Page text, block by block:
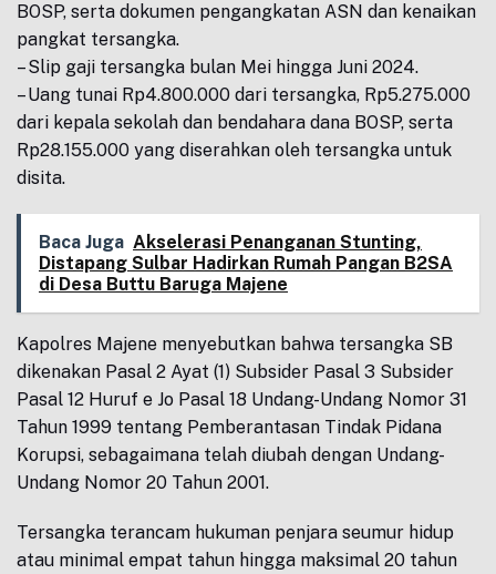
BOSP, serta dokumen pengangkatan ASN dan kenaikan
pangkat tersangka.
– Slip gaji tersangka bulan Mei hingga Juni 2024.
– Uang tunai Rp4.800.000 dari tersangka, Rp5.275.000
dari kepala sekolah dan bendahara dana BOSP, serta
Rp28.155.000 yang diserahkan oleh tersangka untuk
disita.
Baca Juga Akselerasi Penanganan Stunting,
Distapang Sulbar Hadirkan Rumah Pangan B2SA
di Desa Buttu Baruga Majene
Kapolres Majene menyebutkan bahwa tersangka SB
dikenakan Pasal 2 Ayat (1) Subsider Pasal 3 Subsider
Pasal 12 Huruf e Jo Pasal 18 Undang-Undang Nomor 31
Tahun 1999 tentang Pemberantasan Tindak Pidana
Korupsi, sebagaimana telah diubah dengan Undang-
Undang Nomor 20 Tahun 2001.
Tersangka terancam hukuman penjara seumur hidup
atau minimal empat tahun hingga maksimal 20 tahun